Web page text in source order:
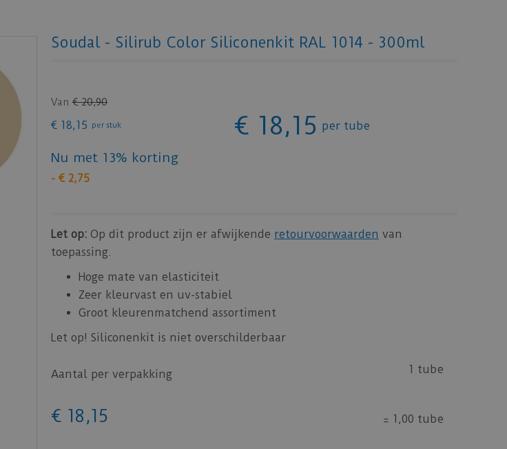
Soudal - Silirub Color Siliconenkit RAL 1014 - 300ml
Van € 20,90
€ 18,15 per stuk € 18,15 per tube
Nu met 13% korting
- € 2,75
Let op: Op dit product zijn er afwijkende retourvoorwaarden van
toepassing.
Hoge mate van elasticiteit
Zeer kleurvast en uv-stabiel
Groot kleurenmatchend assortiment
Let op! Siliconenkit is niet overschilderbaar
Aantal per verpakking 1 tube
€ 18 ,15 = 1,00 tube